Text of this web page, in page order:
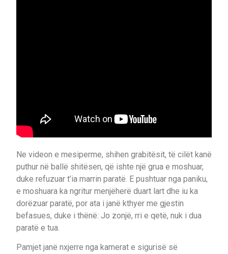
Ne videon e mesiperme, shihen grabitësit, të cilët kanë
puthur në ballë shitësen, që ishte një grua e moshuar,
duke refuzuar t’ia marrin paratë. E pushtuar nga paniku,
e moshuara ka ngritur menjëherë duart lart dhe iu ka
dorëzuar paratë, por ata i janë kthyer me gjestin
befasues, duke i thënë: Jo zonjë, rri e qetë, nuk i dua
paratë e tua.
Pamjet janë nxjerre nga kamerat e sigurisë së